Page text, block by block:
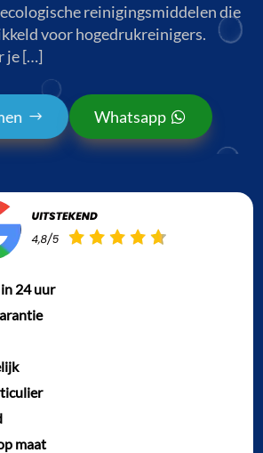
reinigingsmiddelen die
voor hogedrukreinigers.
je […]
Whatsapp
24 uur
maat